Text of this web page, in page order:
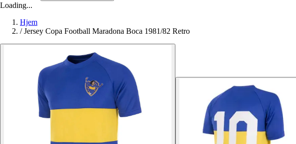
Loading...
Hjem
/ Jersey Copa Football Maradona Boca 1981/82 Retro